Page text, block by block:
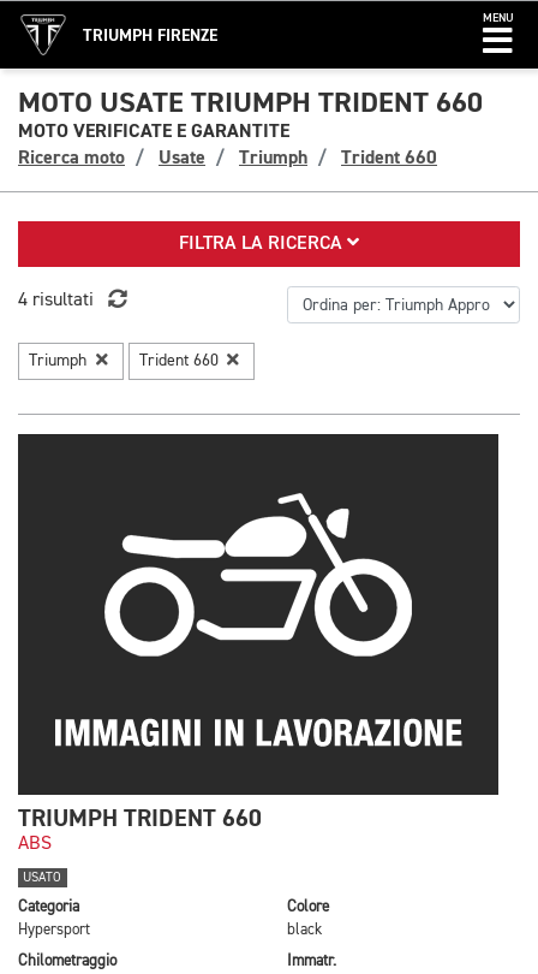
TRIUMPH FIRENZE
MENU
MOTO USATE TRIUMPH TRIDENT 660
MOTO VERIFICATE E GARANTITE
Ricerca moto
Usate Triumph Trident 660
FILTRA LA RICERCA
4 risultati
Triumph Trident 660
TRIUMPH TRIDENT 660
ABS
USATO
Categoria
Hypersport
Colore
black
Chilometraggio
Immatr.